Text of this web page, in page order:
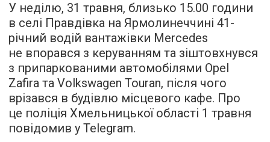
У неділю, 31 травня, близько 15.00 години
в селі Правдівка на Ярмолинеччині 41-
річний водій вантажівки Mercedes
не впорався з керуванням та зіштовхнувся
з припаркованими автомобілями Opel
Zafira та Volkswagen Touran, після чого
врізався в будівлю місцевого кафе. Про
це поліція Хмельницької області 1 травня
повідомив у Telegram.